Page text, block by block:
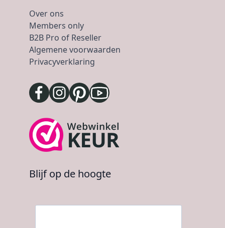
Over ons
Members only
B2B Pro of Reseller
Algemene voorwaarden
Privacyverklaring
Blijf op de hoogte